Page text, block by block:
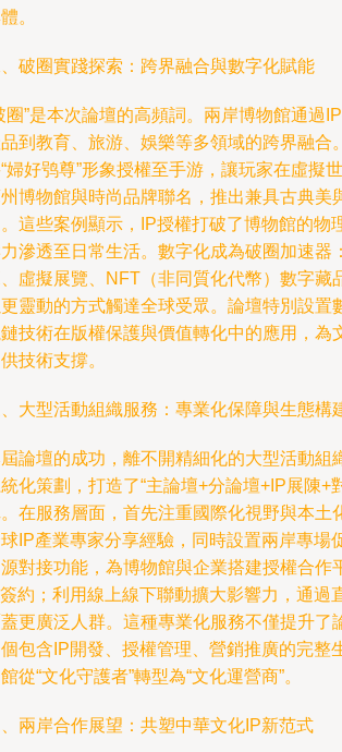
。
破圈實踐探索：跨界融合與數字化賦能
圈”是本次論壇的高頻詞。兩岸博物館通過
到教育、旅游、娛樂等多領域的跨界融合
婦好鸮尊”形象授權至手游，讓玩家在虛擬
博物館與時尚品牌聯名，推出兼具古典美
這些案例顯示，IP授權打破了博物館的物
滲透至日常生活。數字化成為破圈加速器
虛擬展覽、NFT（非同質化代幣）數字藏
靈動的方式觸達全球受眾。論壇特別設置
技術在版權保護與價值轉化中的應用，為
技術支撐。
大型活動組織服務：專業化保障與生態構
論壇的成功，離不開精細化的大型活動組
化策劃，打造了“主論壇+分論壇+IP展陳+
在服務層面，首先注重國際化視野與本土
IP產業專家分享經驗，同時設置兩岸專場
對接功能，為博物館與企業搭建授權合作
約；利用線上線下聯動擴大影響力，通過
更廣泛人群。這種專業化服務不僅提升了
包含IP開發、授權管理、營銷推廣的完整
從“文化守護者”轉型為“文化運營商”。
兩岸合作展望：共塑中華文化IP新范式